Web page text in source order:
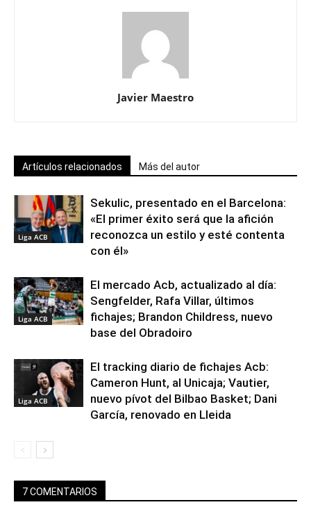
Javier Maestro
Artículos relacionados Más del autor
Liga ACB
Sekulic, presentado en el Barcelona:
«El primer éxito será que la afición
reconozca un estilo y esté contenta
con él»
Liga ACB
El mercado Acb, actualizado al día:
Sengfelder, Rafa Villar, últimos
fichajes; Brandon Childress, nuevo
base del Obradoiro
Liga ACB
El tracking diario de fichajes Acb:
Cameron Hunt, al Unicaja; Vautier,
nuevo pívot del Bilbao Basket; Dani
García, renovado en Lleida
7 COMENTARIOS